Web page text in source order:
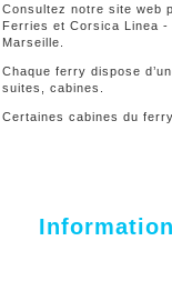
Consultez notre site web
Ferries et Corsica Linea
Marseille.
Chaque ferry dispose
suites, cabines.
Certaines cabines du